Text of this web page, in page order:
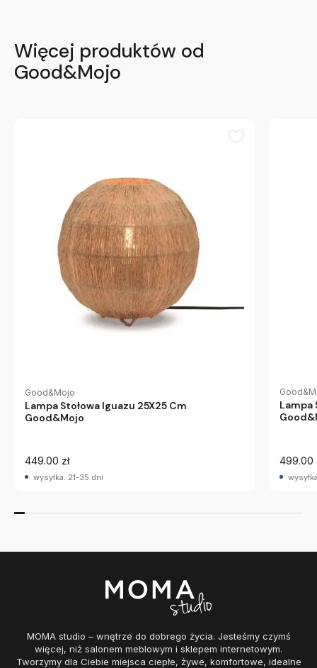
Więcej produktów od
Good&Mojo
Good&Mojo
Lampa Stołowa Iguazu 25X25 Cm
Good&Mojo
449.00 zł
wysyłka: 21-35 dni
Lampa
499.00
MOMA studio – wnętrze do dobrego życia. Jesteśmy czymś
więcej, niż salonem meblowym i sklepem internetowym.
Tworzymy dla Ciebie miejsca ciepłe, żywe, komfortowe, idealne